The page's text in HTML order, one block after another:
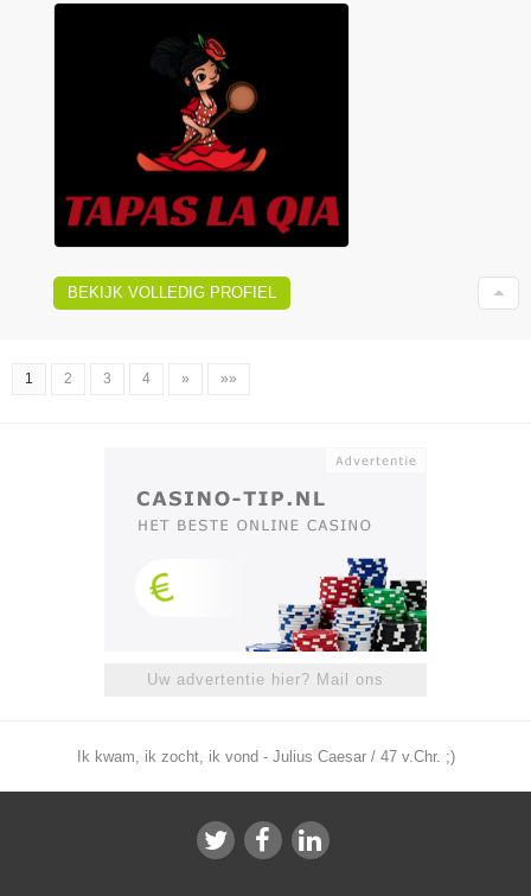
BEKIJK VOLLEDIG PROFIEL
1 2 3 4 » »»
Uw advertentie hier? Mail ons
Ik kwam, ik zocht, ik vond - Julius Caesar / 47 v.Chr. ;)